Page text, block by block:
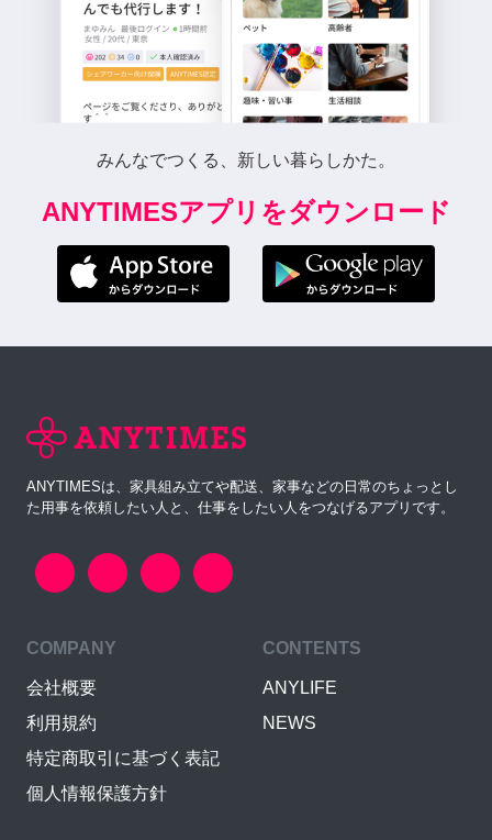
みんなでつくる、新しい暮らしかた。
ANYTIMESアプリをダウンロード
ANYTIMESは、家具組み立てや配送、家事などの日常のちょっとし
た用事を依頼したい人と、仕事をしたい人をつなげるアプリです。
COMPANY
会社概要
利用規約
特定商取引に基づく表記
個人情報保護方針
CONTENTS
ANYLIFE
NEWS